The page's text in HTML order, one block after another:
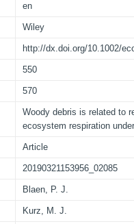
en
Wiley
http://dx.doi.org/10.1002/
550
570
Woody debris is related to
ecosystem respiration
Article
20190321153956_02085
Blaen, P. J.
Kurz, M. J.